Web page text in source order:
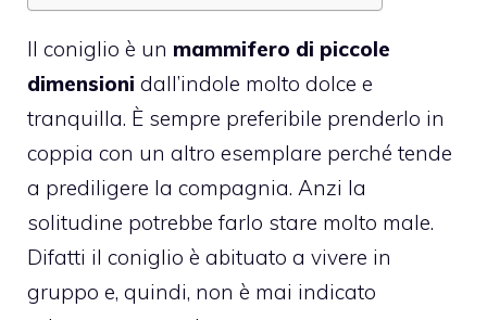
Il coniglio è un mammifero di piccole
dimensioni dall’indole molto dolce e
tranquilla. È sempre preferibile prenderlo in
coppia con un altro esemplare perché tende
a prediligere la compagnia. Anzi la
solitudine potrebbe farlo stare molto male.
Difatti il coniglio è abituato a vivere in
gruppo e, quindi, non è mai indicato